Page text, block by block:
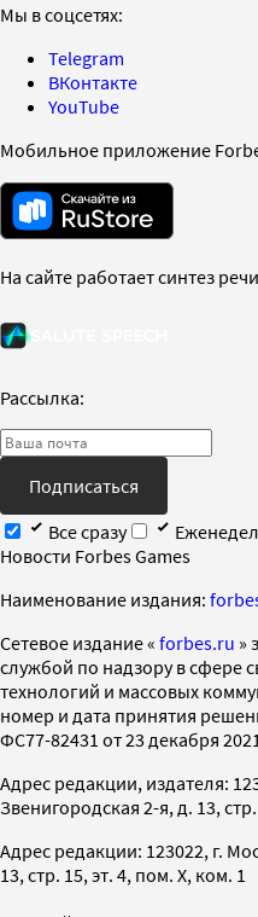
Мы в соцсетях:
Telegram
ВКонтакте
YouTube
Мобильное приложение
На сайте работает синтез речи
Рассылка:
Подписаться
Все сразу
Новости Forbes Games
Наименование издания:
Cетевое издание « forbes.ru »
службой по надзору в сфере
технологий и массовых
номер и дата принятия
ФС77-82431 от 23 декабря
Адрес редакции, издателя:
Звенигородская 2-я, д. 13,
Адрес редакции: 123022, г.
13, стр. 15, эт. 4, пом. X, ком. 1